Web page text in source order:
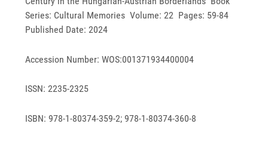
Series: Cultural Memories Volume: 22 Pages: 59-84
Published Date: 2024
Accession Number: WOS:001371934400004
ISSN: 2235-2325
ISBN: 978-1-80374-359-2; 978-1-80374-360-8